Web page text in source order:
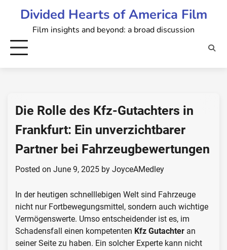
Divided Hearts of America Film
Film insights and beyond: a broad discussion
Die Rolle des Kfz-Gutachters in
Frankfurt: Ein unverzichtbarer
Partner bei Fahrzeugbewertungen
Posted on June 9, 2025 by JoyceAMedley
In der heutigen schnelllebigen Welt sind Fahrzeuge
nicht nur Fortbewegungsmittel, sondern auch wichtige
Vermögenswerte. Umso entscheidender ist es, im
Schadensfall einen kompetenten Kfz Gutachter an
seiner Seite zu haben. Ein solcher Experte kann nicht